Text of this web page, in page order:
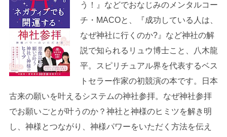
う！』などでおなじみのメンタルコー
チ・MACOと、『成功している人は、
なぜ神社に行くのか?』など神社の解
説で知られるリュウ博士こと、八木龍
平。スピリチュアル界を代表するベス
トセラー作家の初競演の本です。日本
古来の願いを叶えるシステムの神社参拝。なぜ神社参拝
でお願いごとが叶うのか？神社と神様のヒミツを解き明
し、神様とつながり、神様パワーをいただく方法を伝え